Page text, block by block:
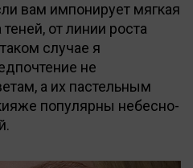
вам импонирует мягкая
от линии роста
случае я
не
а их пастельным
популярны небесно-